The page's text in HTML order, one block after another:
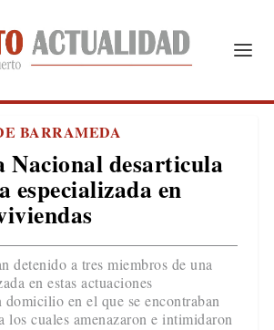
BARRAMEDA
Nacional desarticula
especializada en
detenido a tres miembros de una
en estas actuaciones
domicilio en el que se encontraban
los cuales amenazaron e intimidaron